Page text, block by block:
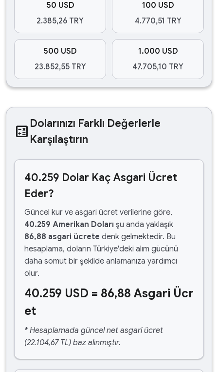
50 USD
2.385,26 TRY
100 USD
4.770,51 TRY
500 USD
23.852,55 TRY
1.000 USD
47.705,10 TRY
calculate Dolarınızı Farklı Değerlerle
Karşılaştırın
40.259 Dolar Kaç Asgari Ücret
Eder?
Güncel kur ve asgari ücret verilerine göre,
40.259 Amerikan Doları şu anda yaklaşık
86,88 asgari ücrete denk gelmektedir. Bu
hesaplama, doların Türkiye'deki alım gücünü
daha somut bir şekilde anlamanıza yardımcı
olur.
40.259 USD = 86,88 Asgari Ücr
et
* Hesaplamada güncel net asgari ücret
(22.104,67 TL) baz alınmıştır.